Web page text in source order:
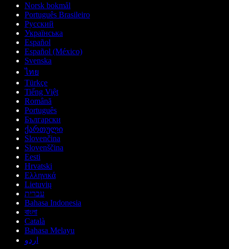
Norsk bokmål
Português Brasileiro
Русский
Українська
Español
Español (México)
Svenska
ไทย
Türkçe
Tiếng Việt
Română
Português
Български
ქართული
Slovenčina
Slovenščina
Eesti
Hrvatski
Ελληνικά
Lietuvių
עברית
Bahasa Indonesia
বাংলা
Català
Bahasa Melayu
اردو